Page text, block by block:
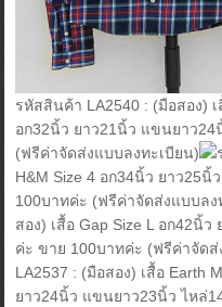
รหัสสินค้า LA2540 : (มือสอง)
อก32นิ้ว ยาว21นิ้ว แขนยาว
(ฟรีค่าจัดส่งแบบลงทะเบียน)
H&M Size 4 อก34นิ้ว ยาว25
100บาทค่ะ (ฟรีค่าจัดส่งแบบลง
สอง) เสื้อ Gap Size L อก42นิ้
ค่ะ ขาย 100บาทค่ะ (ฟรีค่าจัดส่
LA2537 : (มือสอง) เสื้อ Earth
ยาว24นิ้ว แขนยาว23นิ้ว ไหล่